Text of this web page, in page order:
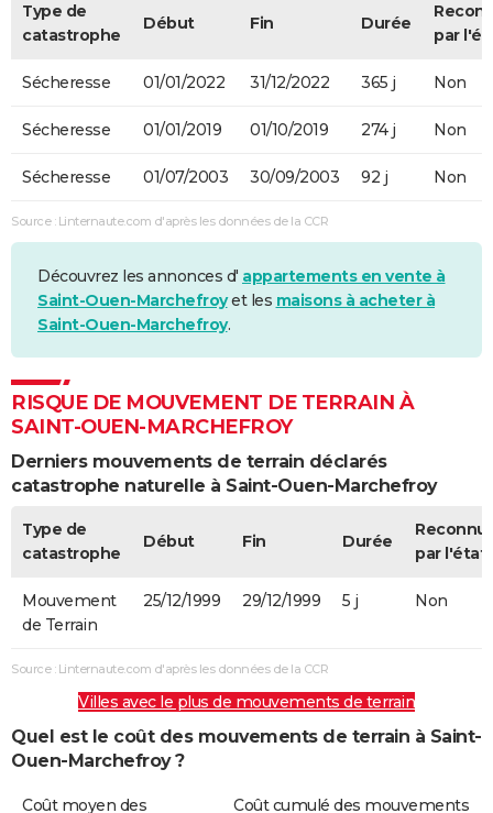
Type de
catastrophe
Début Fin Durée
par
Sécheresse 01/01/2022 31/12/2022 365 j Non
Sécheresse 01/01/2019 01/10/2019 274 j Non
Sécheresse 01/07/2003 30/09/2003 92 j Non
Source : Linternaute.com d'après les données de la CCR
Découvrez les annonces d' appartements en vente à
Saint-Ouen-Marchefroyet les maisons à acheter à
Saint-Ouen-Marchefroy.
RISQUE DE MOUVEMENT DE TERRAIN À
SAINT-OUEN-MARCHEFROY
Derniers mouvements de terrain déclarés
catastrophe naturelle à Saint-Ouen-Marchefroy
Type de
catastrophe
Début Fin Durée
par l'état
Mouvement
de Terrain
25/12/1999 29/12/1999 5 j Non
Source : Linternaute.com d'après les données de la CCR
Villes avec le plus de mouvements de terrain
Quel est le coût des mouvements de terrain à Saint-
Ouen-Marchefroy ?
Coût moyen des Coût cumulé des mouvements